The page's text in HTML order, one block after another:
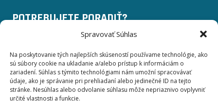
Spravovať Súhlas
Na poskytovanie tých najlepších skúseností používame technológie, ako
sú súbory cookie na ukladanie a/alebo prístup k informáciám o
zariadení. Súhlas s týmito technológiami nám umožní spracovávať
údaje, ako je správanie pri prehliadaní alebo jedinečné ID na tejto
stránke. Nesúhlas alebo odvolanie súhlasu môže nepriaznivo ovplyvniť
určité vlastnosti a funkcie.
POTREBUJETE PORADIŤ?
+420 775 757 140
info@businessinstitut.cz
Business Institut EDU a.s.